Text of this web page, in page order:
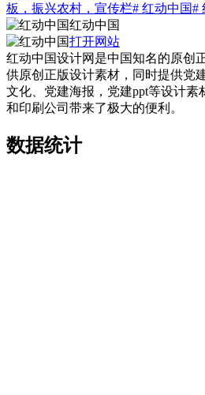
板，振兴农村，宣传栏# 红动中国#
红动中国
打开网站
红动中国设计网是中国知名的原创
供原创正版设计素材，同时提供党
文化、党建海报，党建ppt等设计素
和印刷公司带来了极大的便利。
数据统计